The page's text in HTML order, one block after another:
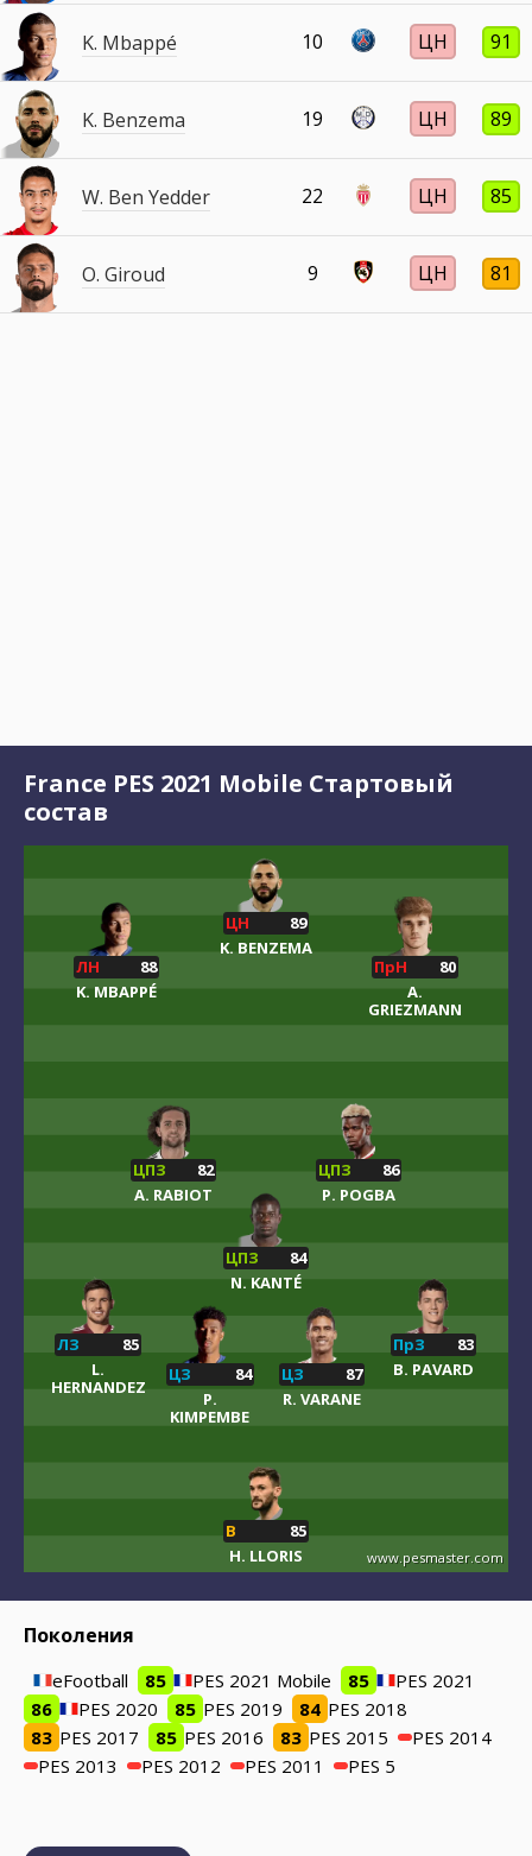
K. Mbappé 10 ЦН 91
K. Benzema 19 ЦН 89
W. Ben Yedder 22 ЦН 85
O. Giroud 9 ЦН 81
France PES 2021 Mobile Стартовый
состав
В
85
H. LLORIS
ЦЗ
87
R. VARANE
ЦЗ
84
P.
KIMPEMBE
ПрЗ
83
B. PAVARD
ЛЗ
85
L.
HERNANDEZ
ЦПЗ
84
N. KANTÉ
ЦПЗ
86
P. POGBA
ЦПЗ
82
A. RABIOT
ПрН
80
A.
GRIEZMANN
ЛН
88
K. MBAPPÉ
ЦН
89
K. BENZEMA
www.pesmaster.com
Поколения
eFootball 85 PES 2021 Mobile 85
PES 2021
86
PES 2020 85 PES 2019 84 PES 2018
83 PES 2017 85 PES 2016 83 PES 2015
PES 2014
PES 2013
PES 2012 PES 2011 PES 5